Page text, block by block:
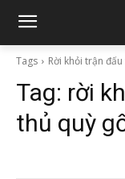
Tags Rời khỏi trận
Tag: rời
thủ quỳ